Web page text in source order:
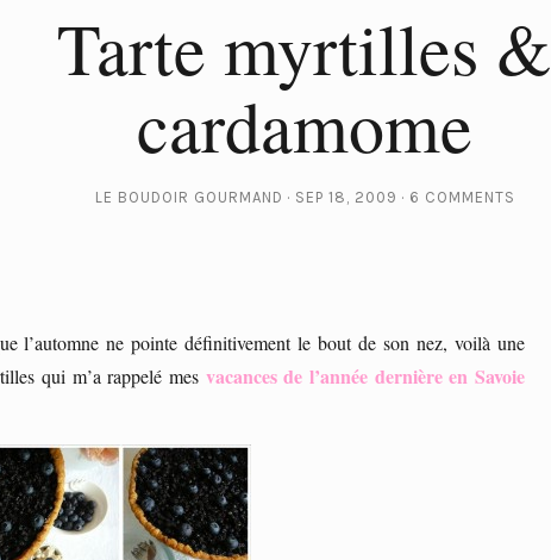
Tarte myrtilles &
cardamome
LE BOUDOIR GOURMAND SEP 18, 2009 6 COMMENTS
l’automne ne pointe définitivement le bout de son nez, voilà une
qui m’a rappelé mes vacances de l’année dernière en Savoie